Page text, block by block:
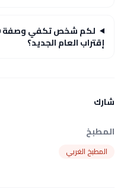
إقتراب العام الجديد؟
شارك
المطبخ
المطبخ الغربي